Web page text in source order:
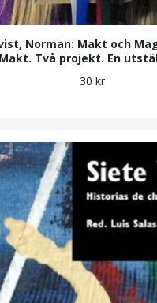
Norman: Makt och
Makt. Två projekt. En
30 kr